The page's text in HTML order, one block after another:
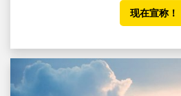
现在宣称！